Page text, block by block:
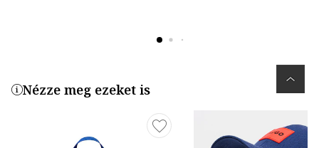
Nézze meg ezeket is